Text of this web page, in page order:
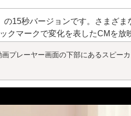
15秒バージョンです。さまざま
クマークで変化を表したCMを放
プレーヤー画面の下部にあるスピー